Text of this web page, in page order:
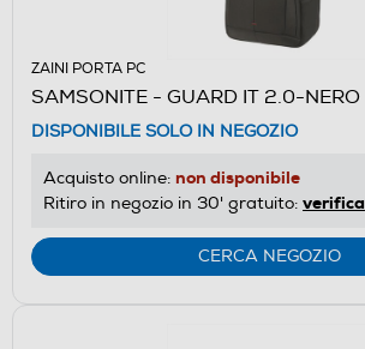
ZAINI PORTA PC
SAMSONITE - GUARD IT 2.0-NERO
DISPONIBILE SOLO IN NEGOZIO
Acquisto online: non disponibile
Ritiro in negozio in 30' gratuito: verifica
CERCA NEGOZIO